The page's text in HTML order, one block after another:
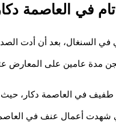
في العاصمة
مدة عامين على المعارض
في العاصمة دكار، حيث لا
شهدت أعمال عنف في